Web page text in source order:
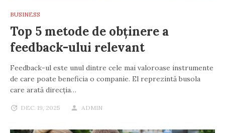
BUSINESS
Top 5 metode de obținere a
feedback-ului relevant
Feedback-ul este unul dintre cele mai valoroase instrumente
de care poate beneficia o companie. El reprezintă busola
care arată direcția…
DEC. 19, 2025 ADMIN